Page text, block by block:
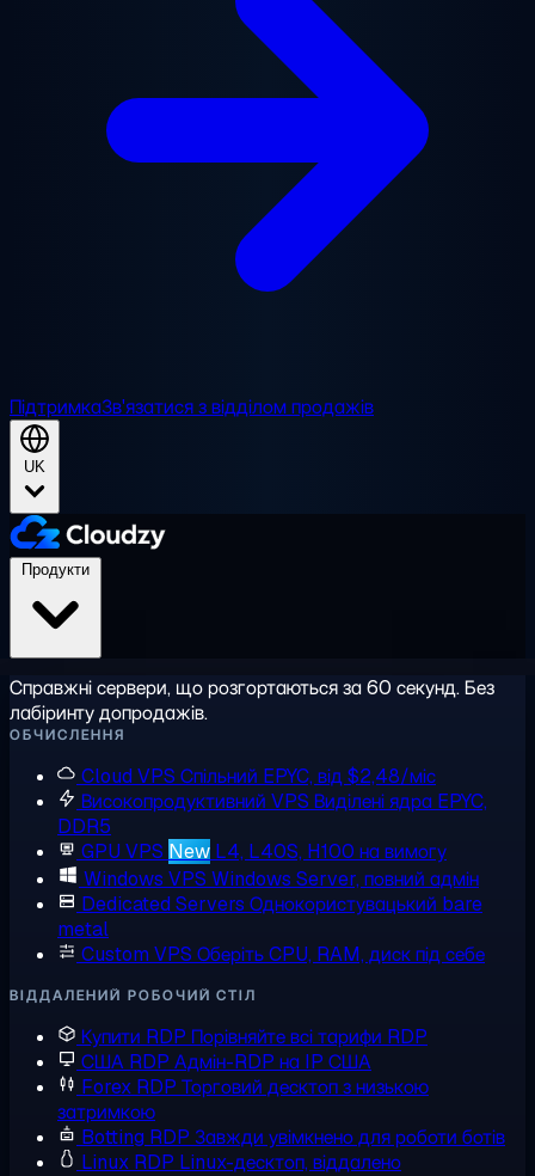
ПідтримкаЗв'язатися з відділом продажів
UK
Справжні сервери, що розгортаються за 60 секунд. Без
лабіринту допродажів.
ОБЧИСЛЕННЯ
Cloud VPS Спільний EPYC, від $2,48/міс
Високопродуктивний VPS Виділені ядра EPYC,
DDR5
GPU VPS New L4, L40S, H100 на вимогу
Windows VPS Windows Server, повний адмін
Dedicated Servers Однокористувацький bare
metal
Custom VPS Оберіть CPU, RAM, диск під себе
ВІДДАЛЕНИЙ РОБОЧИЙ СТІЛ
Купити RDP Порівняйте всі тарифи RDP
США RDP Адмін-RDP на IP США
Forex RDP Торговий десктоп з низькою
затримкою
Botting RDP Завжди увімкнено для роботи ботів
Linux RDP Linux-десктоп, віддалено